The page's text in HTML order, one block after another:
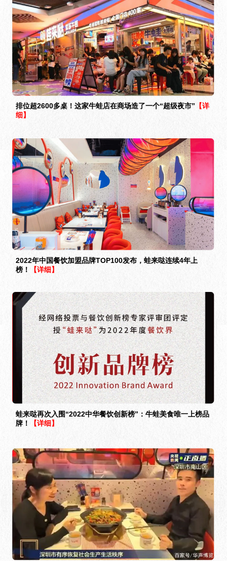
排位超2600多桌！这家牛蛙店在商场造了一个“超级夜市” 【详
细】
2022年中国餐饮加盟品牌TOP100发布，蛙来哒连续4年上
榜！
【详细】
蛙来哒再次入围“2022中华餐饮创新榜”：牛蛙美食唯一上榜品
牌！
【详细】